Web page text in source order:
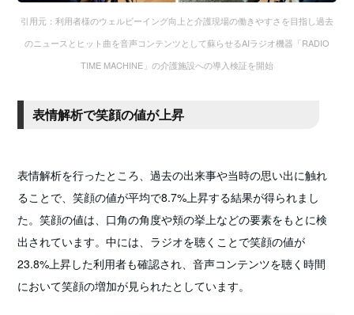
引用元：利用者様のウェルビーイング向上と介護現場の働きやすさを目指し過去
のニュースとヒット曲を音声コンテンツとして蘇らせるAIラジオ機器「RADIO
TIME MACHINE」の介護施設への導入検証を開始
表情解析で笑顔の値が上昇
表情解析を行ったところ、過去の出来事や当時の思い出に触れ
ることで、笑顔の値が平均で8.7%上昇する結果が得られまし
た。笑顔の値は、口角の角度や頬の挙上などの要素をもとに検
出されています。中には、ラジオを聴くことで笑顔の値が
23.8%上昇した利用者も確認され、音声コンテンツを聴く時間
において笑顔の増加が見られたとしています。